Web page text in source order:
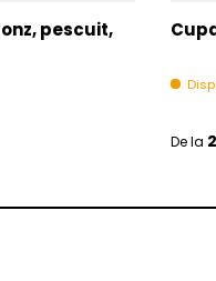
pescuit,
Pret
De la